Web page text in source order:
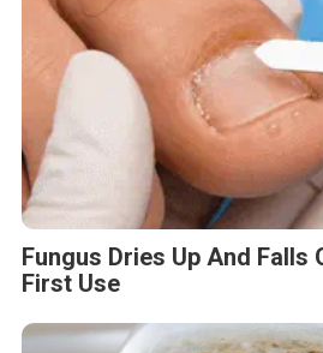
Fungus Dries Up And Falls
First Use